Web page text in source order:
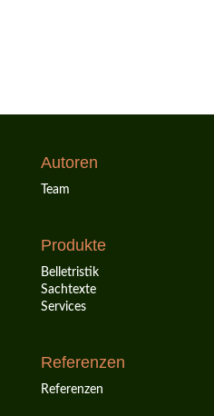
Autoren
Team
Produkte
Belletristik
Sachtexte
Services
Referenzen
Referenzen